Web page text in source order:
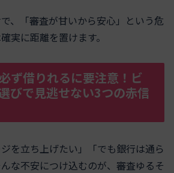
、「審査が甘いから安心」という危
実に距離を置けます。
ず借りれるに要注意！ビ
びで見逃せない3つの赤信
ジを立ち上げたい」「でも銀行は通ら
な不安につけ込むのが、審査ゆるそ